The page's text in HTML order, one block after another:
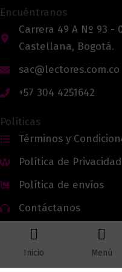
Encuéntranos
Carrera 49 A Nº 93 -
Castellana, Bogotá.
sac@lectores.com.co
+57 304 4251642
Políticas
Términos y
Política de Privacidad
Política de envíos
Contáctanos
Todos los derechos
Inicio Menú